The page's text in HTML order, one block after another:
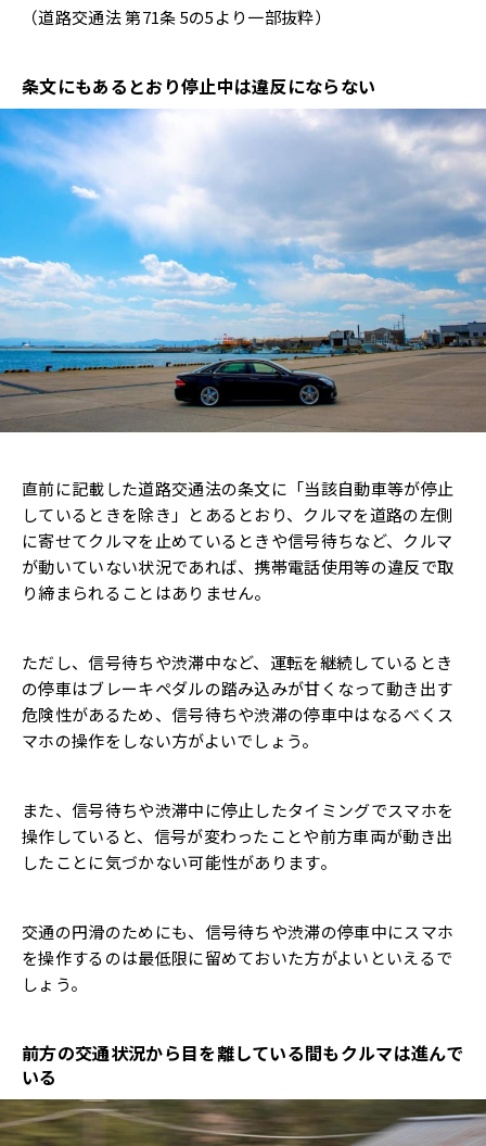
（道路交通法 第71条 5の5より一部抜粋）
条文にもあるとおり停止中は違反にならない
直前に記載した道路交通法の条文に「当該自動車等が停止
しているときを除き」とあるとおり、クルマを道路の左側
に寄せてクルマを止めているときや信号待ちなど、クルマ
が動いていない状況であれば、携帯電話使用等の違反で取
り締まられることはありません。
ただし、信号待ちや渋滞中など、運転を継続しているとき
の停車はブレーキペダルの踏み込みが甘くなって動き出す
危険性があるため、信号待ちや渋滞の停車中はなるべくス
マホの操作をしない方がよいでしょう。
また、信号待ちや渋滞中に停止したタイミングでスマホを
操作していると、信号が変わったことや前方車両が動き出
したことに気づかない可能性があります。
交通の円滑のためにも、信号待ちや渋滞の停車中にスマホ
を操作するのは最低限に留めておいた方がよいといえるで
しょう。
前方の交通状況から目を離している間もクルマは進んで
いる